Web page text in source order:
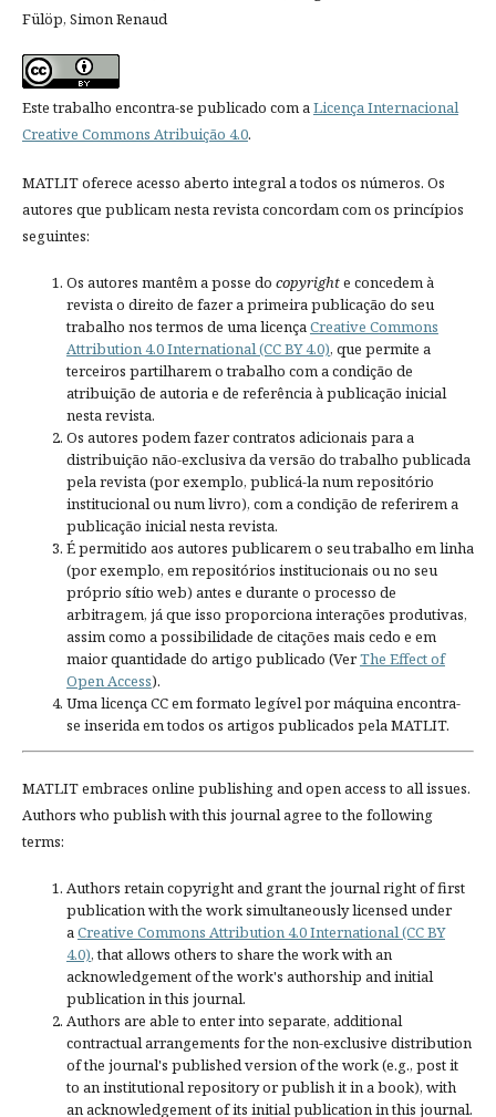
Fülöp, Simon Renaud
Este trabalho encontra-se publicado com aLicença Internacional
Creative Commons Atribuição 4.0.
MATLIT oferece acesso aberto integral a todos os números. Os
autores que publicam nesta revista concordam com os princípios
seguintes:
Os autores mantêm a posse do copyrighte concedem à
revista o direito de fazer a primeira publicação do seu
trabalho nos termos de uma licençaCreative Commons
Attribution 4.0 International (CC BY 4.0), que permite a
terceiros partilharem o trabalho com a condição de
atribuição de autoria e de referência à publicação inicial
nesta revista.
Os autores podem fazer contratos adicionais para a
distribuição não-exclusiva da versão do trabalho publicada
pela revista (por exemplo, publicá-la num repositório
institucional ou num livro), com a condição de referirem a
publicação inicial nesta revista.
É permitido aos autores publicarem o seu trabalho em linha
(por exemplo, em repositórios institucionais ou no seu
próprio sítio web) antes e durante o processo de
arbitragem, já que isso proporciona interações produtivas,
assim como a possibilidade de citações mais cedo e em
maior quantidade do artigo publicado (VerThe Effect of
Open Access).
Uma licença CC em formato legível por máquina encontra-
se inserida em todos os artigos publicados pela MATLIT.
MATLIT embraces online publishing and open access to all issues.
Authors who publish with this journal agree to the following
terms:
Authors retain copyright and grant the journal right of first
publication with the work simultaneously licensed under
aCreative Commons Attribution 4.0 International (CC BY
4.0), that allows others to share the work with an
acknowledgement of the work's authorship and initial
publication in this journal.
Authors are able to enter into separate, additional
contractual arrangements for the non-exclusive distribution
of the journal's published version of the work (e.g., post it
to an institutional repository or publish it in a book), with
an acknowledgement of its initial publication in this journal.